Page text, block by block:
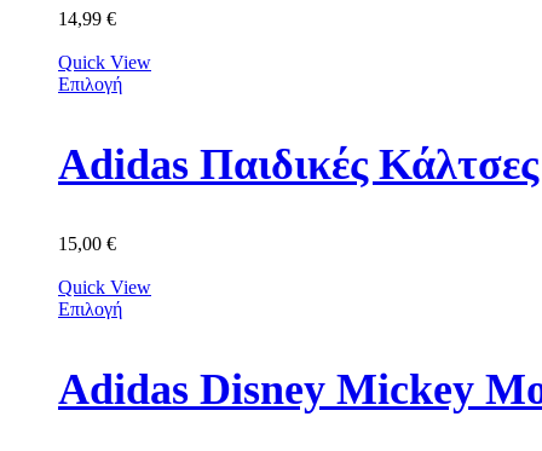
14,99 €
Quick View
Επιλογή
Adidas Παιδικές
15,00 €
Quick View
Επιλογή
Adidas Disney Mickey